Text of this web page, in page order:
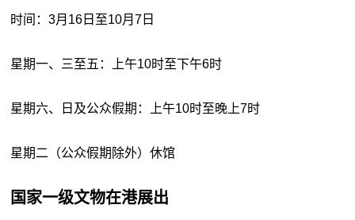
时间：3月16日至10月7日
星期一、三至五：上午10时至下午6时
星期六、日及公众假期：上午10时至晚上7时
星期二（公众假期除外）休馆
国家一级文物在港展出